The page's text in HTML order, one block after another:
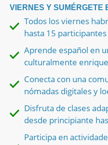
VIERNES Y SUMÉRGETE
Todos los viernes
hasta 15
Aprende español en
culturalmente
Conecta con una
nómadas digitales y
Disfruta de clases
desde principiante
Participa en